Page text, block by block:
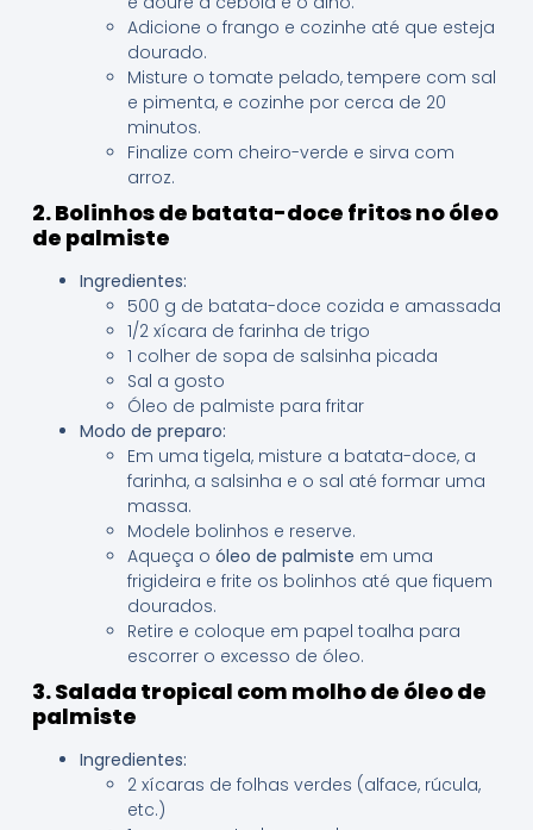
Adicione o frango e cozinhe até que esteja
dourado.
Misture o tomate pelado, tempere com sal
e pimenta, e cozinhe por cerca de 20
minutos.
Finalize com cheiro-verde e sirva com
arroz.
2. Bolinhos de batata-doce fritos no óleo
de palmiste
Ingredientes:
500 g de batata-doce cozida e amassada
1/2 xícara de farinha de trigo
1 colher de sopa de salsinha picada
Sal a gosto
Óleo de palmiste para fritar
Modo de preparo:
Em uma tigela, misture a batata-doce, a
farinha, a salsinha e o sal até formar uma
massa.
Modele bolinhos e reserve.
Aqueça o óleo de palmiste em uma
frigideira e frite os bolinhos até que fiquem
dourados.
Retire e coloque em papel toalha para
escorrer o excesso de óleo.
3. Salada tropical com molho de óleo de
palmiste
Ingredientes:
2 xícaras de folhas verdes (alface, rúcula,
etc.)